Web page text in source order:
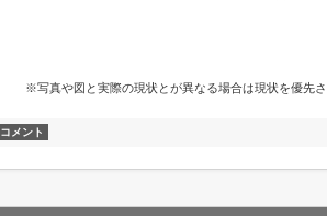
※写真や図と実際の現状とが異なる場合は現状を優先
コメント